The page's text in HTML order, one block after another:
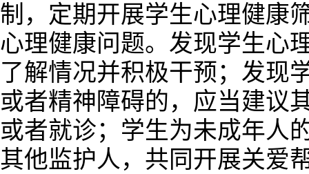
制，定期开展学生心理健康
心理健康问题。发现学生心
了解情况并积极干预；发现
或者精神障碍的，应当建议
或者就诊；学生为未成年人
其他监护人，共同开展关爱